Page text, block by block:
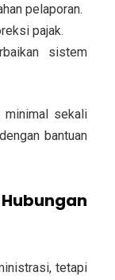
pelaporan.
pajak.
sistem
minimal sekali
bantuan
tetapi